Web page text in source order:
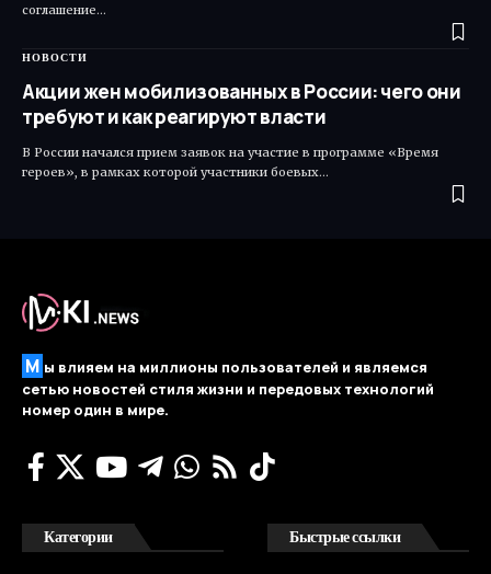
соглашение…
НОВОСТИ
Акции жен мобилизованных в России: чего они
требуют и как реагируют власти
В России начался прием заявок на участие в программе «Время
героев», в рамках которой участники боевых…
М ы влияем на миллионы пользователей и являемся
сетью новостей стиля жизни и передовых технологий
номер один в мире.
Категории Быстрые ссылки